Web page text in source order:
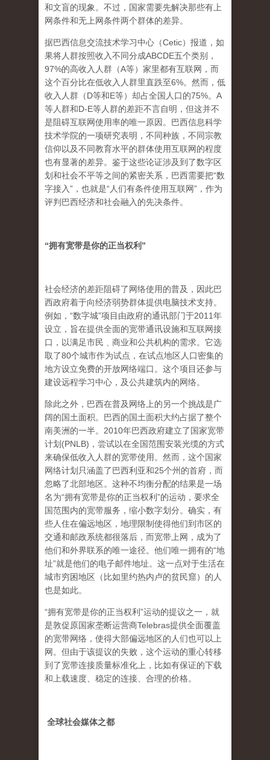
和文盲的现象。不过，国家需要先解决那些有上
网条件和无上网条件两个群体的差异。
据巴西信息交流技术学习中心（Cetic）报道，如
果将人群按照收入不同分成ABCDE五个类别，
97%的高收入人群（A等）家里都有互联网，而
这个百分比在低收入人群里直跌至6%。然而，低
收入人群（D等和E等）却占全国人口的75%。A
等人群和D-E等人群的差距不言自明，但这并不
是阻碍互联网使用率的唯一原因。巴西信息科学
技术学院的一项研究表明，不同种族，不同宗教
信仰以及不同教育水平的群体使用互联网的程度
也有显著的差异。鉴于这些论证涉及到了数字区
划和社会不平等之间的紧密关系，巴西需要把“数
字接入”，也就是“人们有条件使用互联网”，作为
评判巴西经济和社会融入的先决条件。
“拥有宽带是你的正当权利 ”
社会经济的差距阻碍了网络使用的普及，因此巴
西政府着于向经济弱势群体提供电脑技术支持。
例如，“数字城”项目由政府的通讯部门于2011年
设立，旨在提供全面的宽带通讯设施和互联网接
口，以满足市民﹑商业和公共机构的需求。它选
取了80个城市作为试点，在试点地区人口密集的
地方设立免费的开放网络端口。这个项目还参与
建设远程学习中心，及公共建筑内的网络。
除此之外，巴西在普及网络上的另一个挑战是广
阔的国土面积。巴西的国土面积大约占据了整个
南美洲的一半。2010年巴西政府建立了国家宽带
计划(PNLB)，尝试以在全国范围安装光缆的方式
来确保低收入人群的宽带使用。然而，这个国家
网络计划只涵盖了巴西利亚和25个州的首府，而
忽略了北部地区。这种不均衡分配的结果是一场
名为“拥有宽带是你的正当权利”的运动，要求全
国范围内的宽带服务，缩小数字划分。确实，有
些人住在偏远地区，地理限制使得他们到市区的
交通和邮政系统都很落后，而宽带上网，成为了
他们和外界联系的唯一途径。他们唯一拥有的“地
址”就是他们的电子邮件地址。这一点对于生活在
城市穷困地区（比如里约热内卢的贫民窟）的人
也是如此。
“拥有宽带是你的正当权利”运动的提议之一，就
是敦促原国家垄断运营商Telebras提供全面覆盖
的宽带网络，使得大部偏远地区的人们也可以上
网。但由于该提议的失败，这个运动的重心转移
到了宽带连接质量标准化上，比如有保证的下载
和上载速度、稳定的连接、合理的价格。
全球社会媒体之都